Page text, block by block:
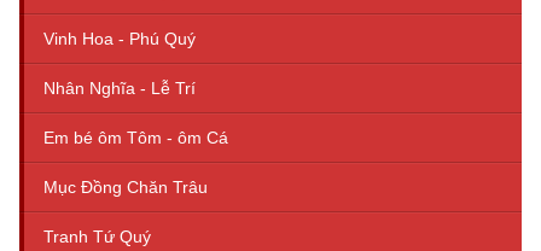
Vinh Hoa - Phú Quý
Nhân Nghĩa - Lễ Trí
Em bé ôm Tôm - ôm Cá
Mục Đồng Chăn Trâu
Tranh Tứ Quý